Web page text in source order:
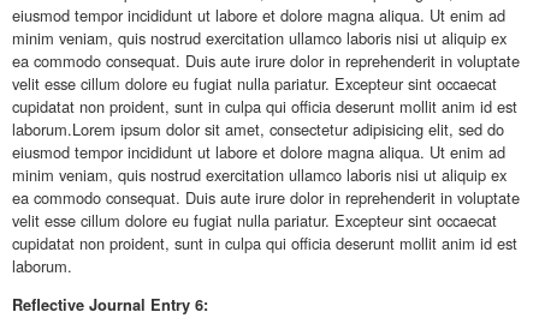
eiusmod tempor incididunt ut labore et dolore magna aliqua. Ut enim ad
minim veniam, quis nostrud exercitation ullamco laboris nisi ut aliquip ex
ea commodo consequat. Duis aute irure dolor in reprehenderit in voluptate
velit esse cillum dolore eu fugiat nulla pariatur. Excepteur sint occaecat
cupidatat non proident, sunt in culpa qui officia deserunt mollit anim id est
laborum.Lorem ipsum dolor sit amet, consectetur adipisicing elit, sed do
eiusmod tempor incididunt ut labore et dolore magna aliqua. Ut enim ad
minim veniam, quis nostrud exercitation ullamco laboris nisi ut aliquip ex
ea commodo consequat. Duis aute irure dolor in reprehenderit in voluptate
velit esse cillum dolore eu fugiat nulla pariatur. Excepteur sint occaecat
cupidatat non proident, sunt in culpa qui officia deserunt mollit anim id est
laborum.
Reflective Journal Entry 6: